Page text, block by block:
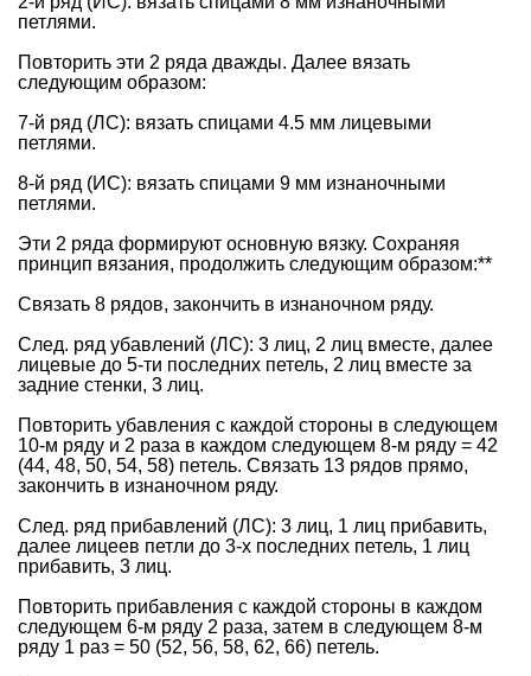
петлями.
Повторить эти 2 ряда дважды. Далее вязать
следующим образом:
7-й ряд (ЛС): вязать спицами 4.5 мм лицевыми
петлями.
8-й ряд (ИС): вязать спицами 9 мм изнаночными
петлями.
Эти 2 ряда формируют основную вязку. Сохраняя
принцип вязания, продолжить следующим образом:**
Связать 8 рядов, закончить в изнаночном ряду.
След. ряд убавлений (ЛС): 3 лиц, 2 лиц вместе, далее
лицевые до 5-ти последних петель, 2 лиц вместе за
задние стенки, 3 лиц.
Повторить убавления с каждой стороны в следующем
10-м ряду и 2 раза в каждом следующем 8-м ряду = 42
(44, 48, 50, 54, 58) петель. Связать 13 рядов прямо,
закончить в изнаночном ряду.
След. ряд прибавлений (ЛС): 3 лиц, 1 лиц прибавить,
далее лицеев петли до 3-х последних петель, 1 лиц
прибавить, 3 лиц.
Повторить прибавления с каждой стороны в каждом
следующем 6-м ряду 2 раза, затем в следующем 8-м
ряду 1 раз = 50 (52, 56, 58, 62, 66) петель.